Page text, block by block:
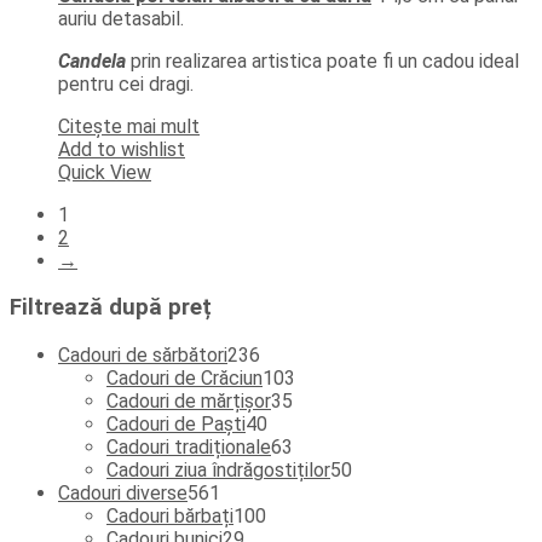
auriu detasabil.
Candela prin realizarea artistica poate fi un cadou ideal
pentru cei dragi.
Citește mai mult
Add to wishlist
Quick View
1
2
→
Filtrează după preț
Cadouri de sărbători236
de
produse
Cadouri de Crăciun103
Cadouri de mărțișor35
Cadouri de Paști40
de
produse
Cadouri tradiționale63
de
Cadouri ziua îndrăgostiților50
Cadouri diverse561
de
Cadouri bărbați100